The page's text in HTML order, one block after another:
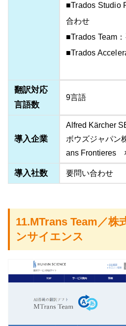
■Trados Studio
合わせ
■Trados Team
■Trados
翻訳対応
言語数
9言語
導入企業
Alfred Kärcher
ボウズジャパン
ans Frontieres
導入社数 要問い合わせ
11.MTrans Team／株
ンサイエンス